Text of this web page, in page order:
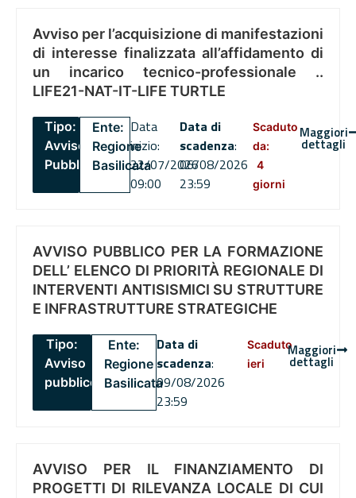
Avviso per l’acquisizione di manifestazioni
di interesse finalizzata all’affidamento di
un incarico tecnico-professionale ..
LIFE21-NAT-IT-LIFE TURTLE
Tipo:
Avviso
Pubblico
Ente:
Regione
Basilicata
Data
inizio:
22/07/2026
09:00
Data di
scadenza:
06/08/2026
23:59
Scaduto
da:
4
giorni
Maggiori
dettagli
AVVISO PUBBLICO PER LA FORMAZIONE
DELL’ ELENCO DI PRIORITÀ REGIONALE DI
INTERVENTI ANTISISMICI SU STRUTTURE
E INFRASTRUTTURE STRATEGICHE
Tipo:
Avviso
pubblico
Ente:
Regione
Basilicata
Data di
scadenza:
09/08/2026
23:59
Scaduto
ieri
Maggiori
dettagli
AVVISO PER IL FINANZIAMENTO DI
PROGETTI DI RILEVANZA LOCALE DI CUI